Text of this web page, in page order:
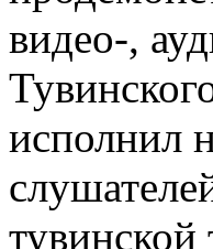
видео-,
исполнил